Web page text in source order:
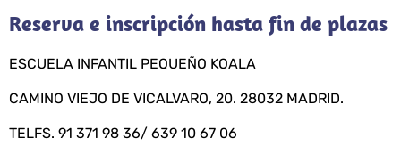
Reserva e inscripción hasta fin de plazas
ESCUELA INFANTIL PEQUEÑO KOALA
CAMINO VIEJO DE VICALVARO, 20. 28032 MADRID.
TELFS. 91 371 98 36/ 639 10 67 06